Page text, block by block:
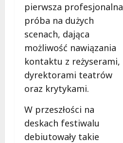
pierwsza profesjonalna
próba na dużych
scenach, dająca
możliwość nawiązania
kontaktu z reżyserami,
dyrektorami teatrów
oraz krytykami.
W przeszłości na
deskach festiwalu
debiutowały takie